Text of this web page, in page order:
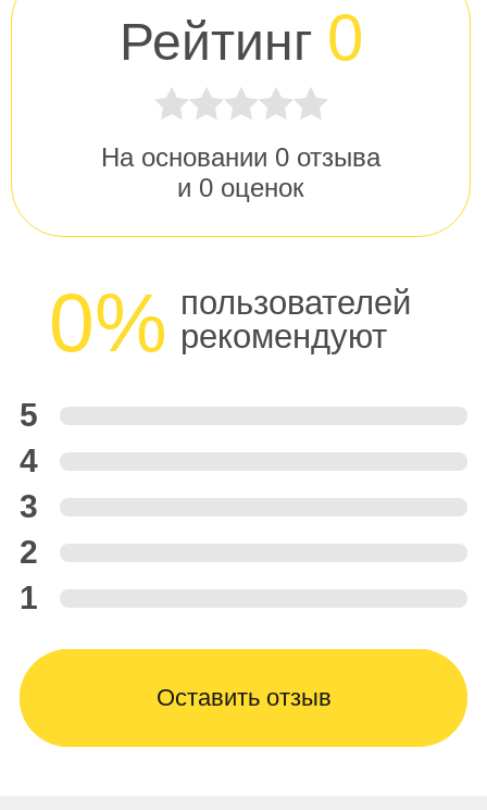
Рейтинг 0
На основании 0 отзыва
и 0 оценок
0% пользователей
рекомендуют
5
4
3
2
1
Оставить отзыв